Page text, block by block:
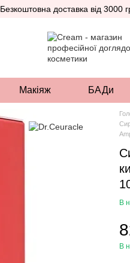
Безкоштовна доставка від 3000
Макіяж БАДи
В
В